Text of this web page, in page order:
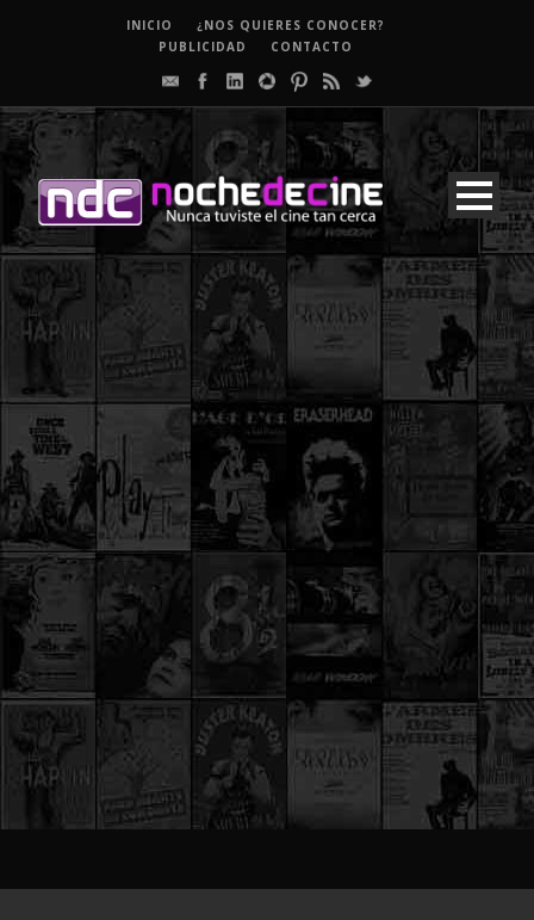
INICIO
¿NOS QUIERES CONOCER?
PUBLICIDAD
CONTACTO